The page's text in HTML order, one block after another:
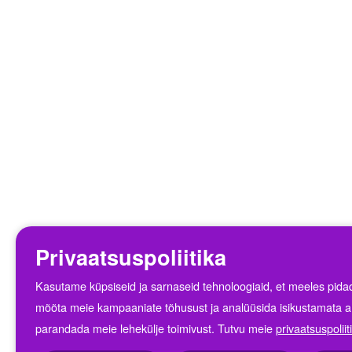
Privaatsuspoliitika
Kasutame küpsiseid ja sarnaseid tehnoloogiaid, et meeles
mõõta meie kampaaniate tõhusust ja analüüsida isikustamata
parandada meie lehekülje toimivust. Tutvu meie